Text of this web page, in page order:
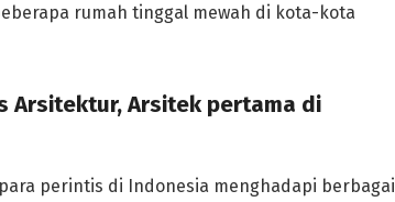
rumah tinggal mewah di kota-kota
Arsitektur, Arsitek pertama di
perintis di Indonesia menghadapi berbagai